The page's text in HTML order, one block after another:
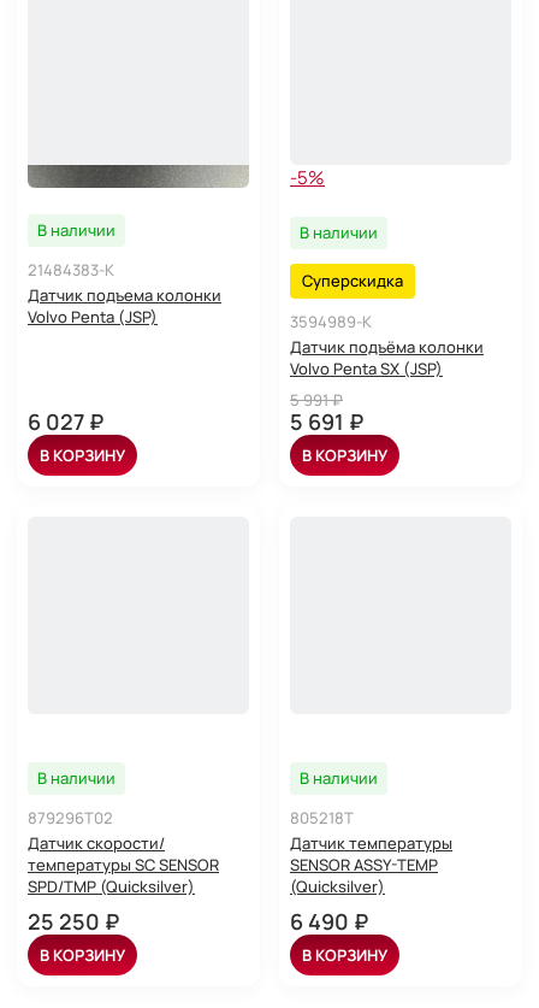
В наличии
21484383-K
Датчик подъема колонки
Volvo Penta (JSP)
6 027 ₽
В КОРЗИНУ
-5%
В наличии
Суперскидка
3594989-K
Датчик подъёма колонки
Volvo Penta SX (JSP)
5 991 ₽
5 691 ₽
В КОРЗИНУ
В наличии
879296T02
Датчик скорости/
температуры SC SENSOR
SPD/TMP (Quicksilver)
25 250 ₽
В КОРЗИНУ
В наличии
805218T
Датчик температуры
SENSOR ASSY-TEMP
(Quicksilver)
6 490 ₽
В КОРЗИНУ